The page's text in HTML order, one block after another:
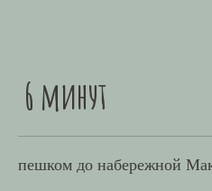
6 минут
пешком до набережной